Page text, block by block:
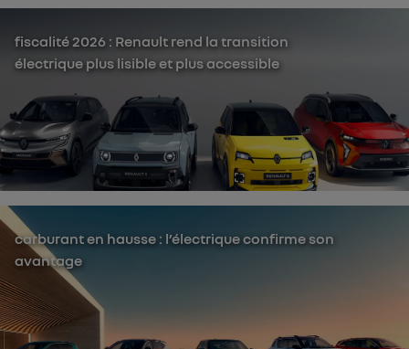
fiscalité 2026 : Renault rend la transition
électrique plus lisible et plus accessible
carburant en hausse : l’électrique confirme son
avantage